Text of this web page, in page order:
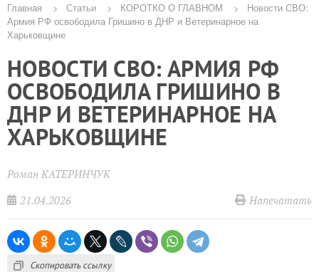
Строка
навигации
Главная Статьи КОРОТКО О ГЛАВНОМ
Новости СВО:
Армия РФ освободила Гришино в ДНР и Ветеринарное на
Харьковщине
НОВОСТИ СВО: АРМИЯ РФ
ОСВОБОДИЛА ГРИШИНО В
ДНР И ВЕТЕРИНАРНОЕ НА
ХАРЬКОВЩИНЕ
Роман КАТЕРИНЧУК
21.04.2026
Напечатать
Скопировать ссылку